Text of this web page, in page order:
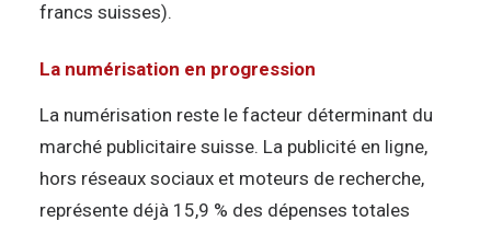
francs suisses).
La numérisation en progression
La numérisation reste le facteur déterminant du
marché publicitaire suisse. La publicité en ligne,
hors réseaux sociaux et moteurs de recherche,
représente déjà 15,9 % des dépenses totales